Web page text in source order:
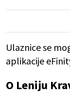
Ulaznice se
aplikacije
O Leniju